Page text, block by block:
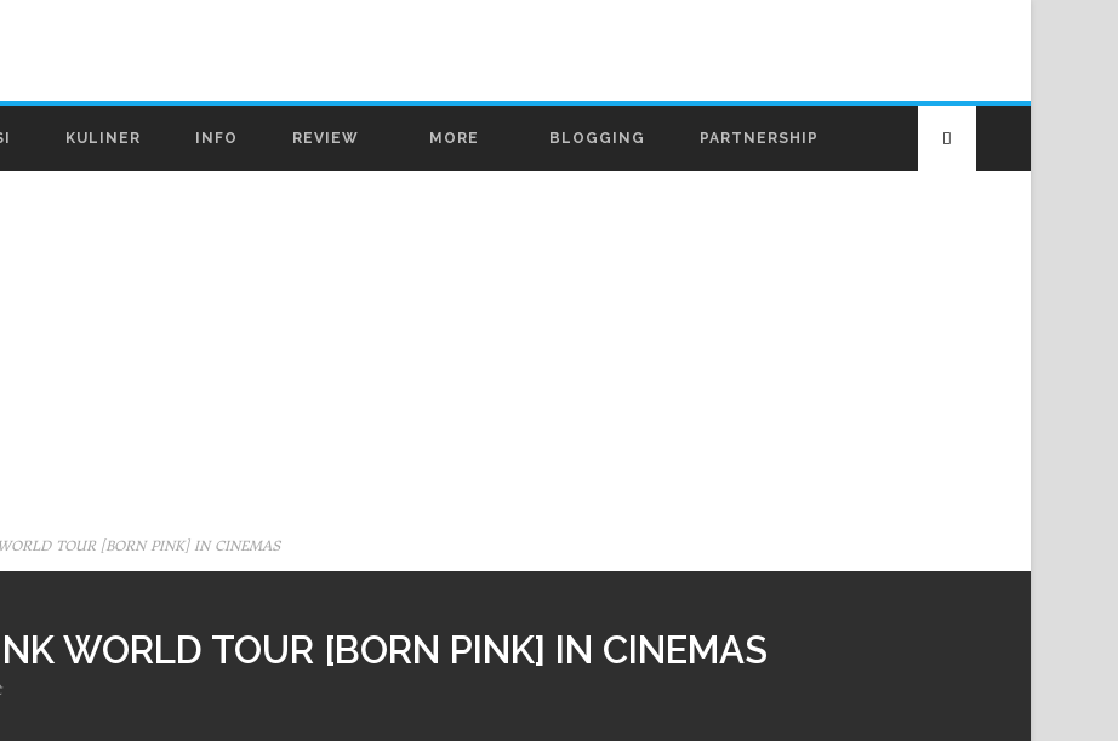
KULINER INFO REVIEW MORE BLOGGING PARTNERSHIP
TOUR [BORN PINK] IN CINEMAS
WORLD TOUR [BORN PINK] IN CINEMAS